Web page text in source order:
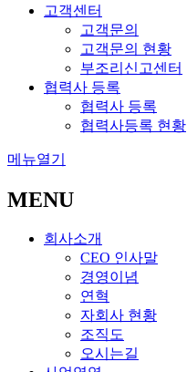
고객센터
고객문의
고객문의 현황
부조리신고센터
협력사 등록
협력사 등록
협력사등록 현황
메뉴열기
MENU
회사소개
CEO 인사말
경영이념
연혁
자회사 현황
조직도
오시는길